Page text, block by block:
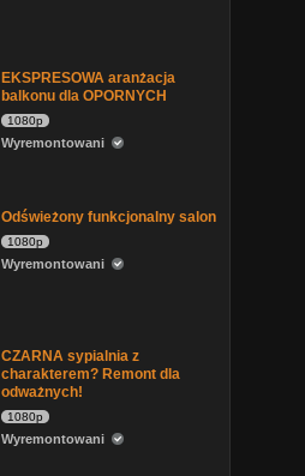
EKSPRESOWA aranżacja
balkonu dla OPORNYCH
1080p
Wyremontowani
Odświeżony funkcjonalny salon
1080p
Wyremontowani
CZARNA sypialnia z
charakterem? Remont dla
odważnych!
1080p
Wyremontowani